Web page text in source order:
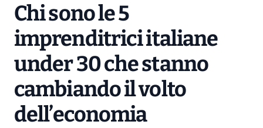
Chi sono le 5
imprenditrici italiane
under 30 che stanno
cambiando il volto
dell’economia